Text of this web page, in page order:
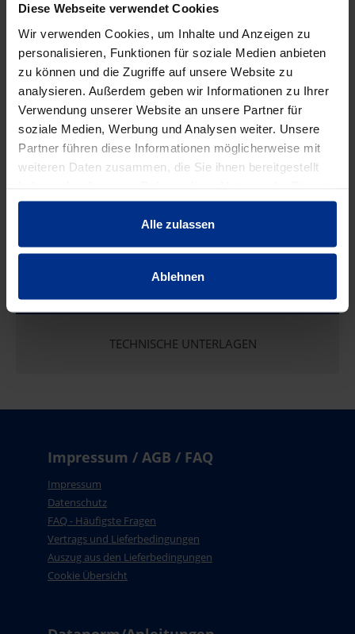
Diese Webseite verwendet Cookies
Wir verwenden Cookies, um Inhalte und Anzeigen zu
personalisieren, Funktionen für soziale Medien anbieten
zu können und die Zugriffe auf unsere Website zu
analysieren. Außerdem geben wir Informationen zu Ihrer
Verwendung unserer Website an unsere Partner für
soziale Medien, Werbung und Analysen weiter. Unsere
Partner führen diese Informationen möglicherweise mit
weiteren Daten zusammen, die Sie ihnen bereitgestellt
gesammelt haben.
Alle zulassen
Ablehnen
HW-5260/110/ZAK46
MINUS PLUS
Stück
Min.: 1 Stück
124,60 € AAJ
EIGENSCHAFTEN
TECHNISCHE UNTERLAGEN
Impressum / AGB / FAQ
Impressum
Datenschutz
FAQ - Häufigste Fragen
Vertrags und Lieferbedingungen
Auszug aus den Lieferbedingungen
Cookie Übersicht